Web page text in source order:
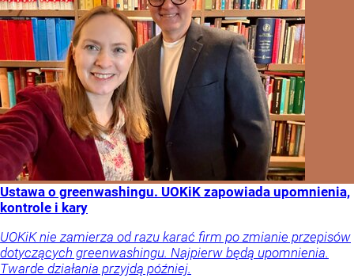
Ustawa o greenwashingu. UOKiK zapowiada upomnienia,
kontrole i kary
UOKiK nie zamierza od razu karać firm po zmianie przepisów
dotyczących greenwashingu. Najpierw będą upomnienia.
Twarde działania przyjdą później.